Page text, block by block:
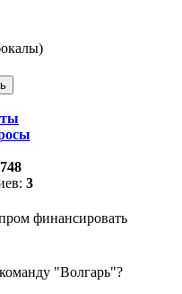
748
3
финансировать
"Волгарь"?